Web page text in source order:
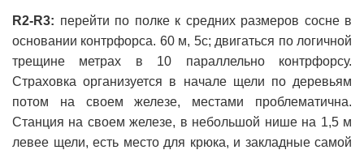
R2-R3: перейти по полке к средних размеров сосне в
основании контрфорса. 60 м, 5с; двигаться по логичной
трещине метрах в 10 параллельно контрфорсу.
Страховка организуется в начале щели по деревьям
потом на своем железе, местами проблематична.
Станция на своем железе, в небольшой нише на 1,5 м
левее щели, есть место для крюка, и закладные самой